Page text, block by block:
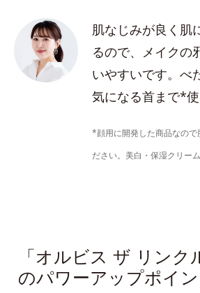
肌なじみが良く肌
るので、メイクの
いやすいです。べ
気になる首まで*使
*顔用に開発した商品なので
ださい。美白・保湿クリー
「オルビス ザ リンク
のパワーアップポイ